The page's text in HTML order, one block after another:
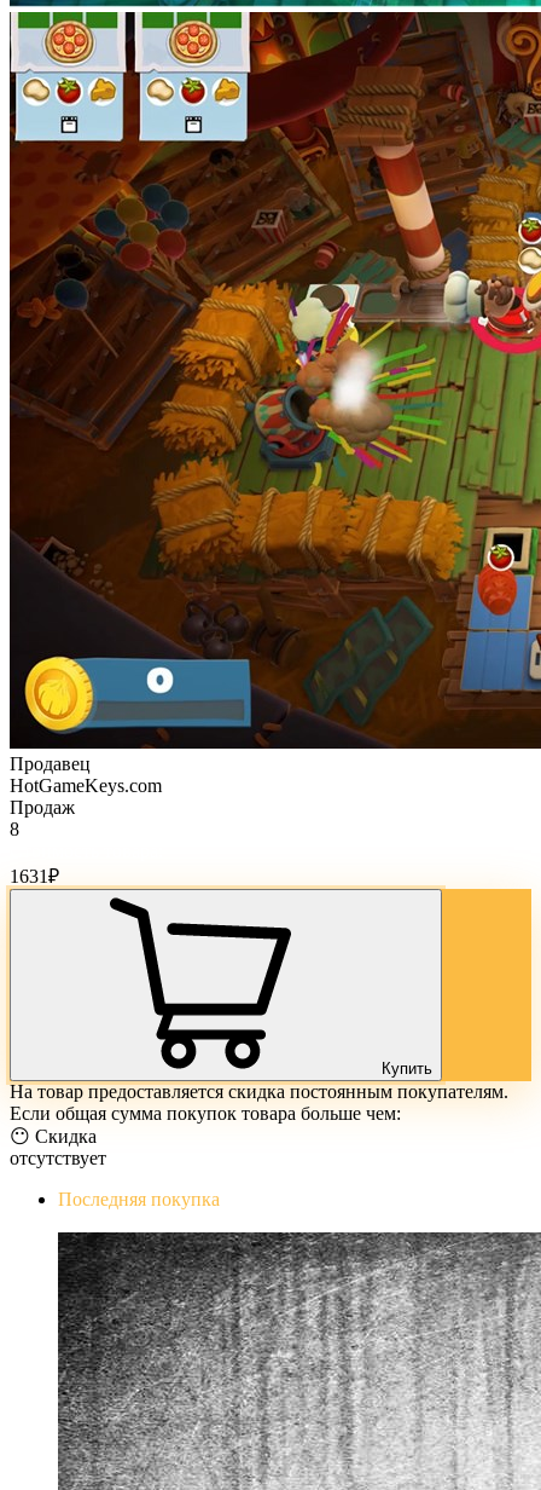
Продавец
HotGameKeys.com
Продаж
8
1631₽
Купить
На товар предоставляется скидка постоянным покупателям.
Если общая сумма покупок товара больше чем:
😶 Скидка
отсутствует
Последняя покупка